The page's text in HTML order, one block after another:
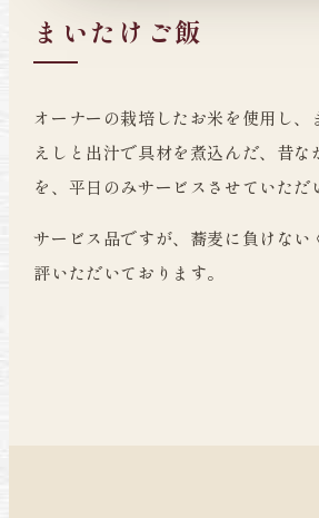
まいたけご飯
オーナーの栽培したお米を使用し、
えしと出汁で具材を煮込んだ、昔
を、平日のみサービスさせていただ
サービス品ですが、蕎麦に負けない
評いただいております。